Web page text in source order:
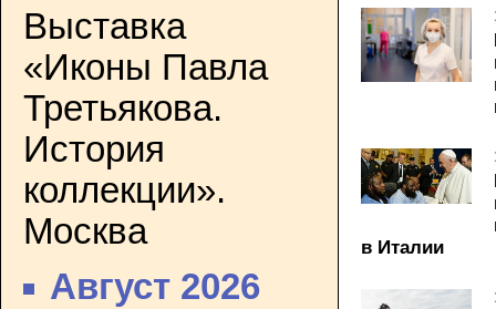
Выставка
«Иконы Павла
Третьякова.
История
коллекции».
Москва
Август 2026
в Италии